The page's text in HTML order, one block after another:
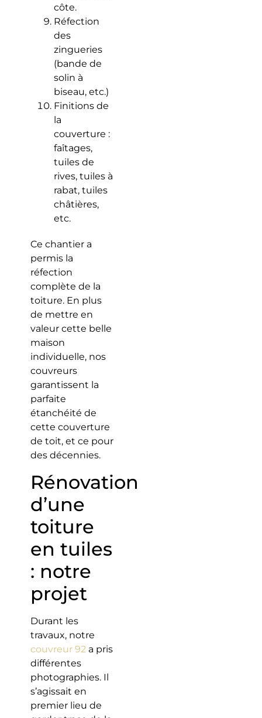
côte.
Réfection
des
zingueries
(bande de
solin à
biseau, etc.)
Finitions de
la
couverture :
faîtages,
tuiles de
rives, tuiles à
rabat, tuiles
châtières,
etc.
Ce chantier a
permis la
réfection
complète de la
toiture. En plus
de mettre en
valeur cette belle
maison
individuelle, nos
couvreurs
garantissent la
parfaite
étanchéité de
cette couverture
de toit, et ce pour
des décennies.
Rénovation
d’une
toiture
en tuiles
: notre
projet
Durant les
travaux, notre
couvreur 92a pris
différentes
photographies. Il
s’agissait en
premier lieu de